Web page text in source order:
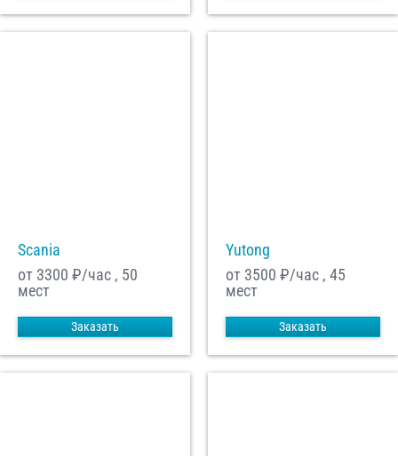
Scania
от 3300 ₽/час , 50
мест
Заказать
Yutong
от 3500 ₽/час , 45
мест
Заказать